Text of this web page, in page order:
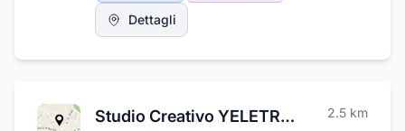
una vasta gamma di compatibili, per
assaporare un gustoso caffè, orzo, ginseng o
anche a noleggio e molte altre idee regalo.
Dettagli
Studio Creativo YELETRES 2.5 km